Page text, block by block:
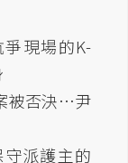
現場的K-
被否決…尹
派護主的